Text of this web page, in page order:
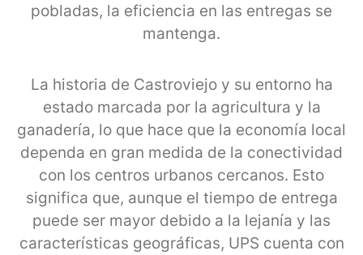
pobladas, la eficiencia en las entregas se
mantenga.
La historia de Castroviejo y su entorno ha
estado marcada por la agricultura y la
ganadería, lo que hace que la economía local
dependa en gran medida de la conectividad
con los centros urbanos cercanos. Esto
significa que, aunque el tiempo de entrega
puede ser mayor debido a la lejanía y las
características geográficas, UPS cuenta con